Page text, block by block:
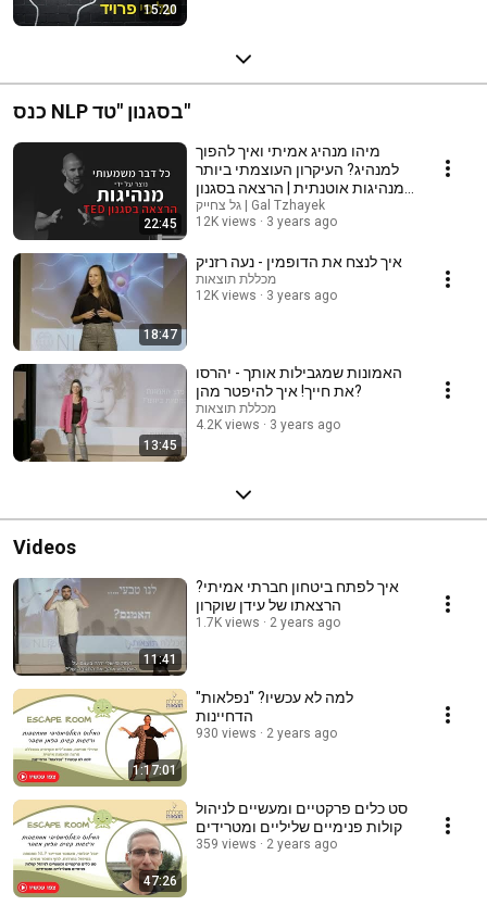
15:20
כנס NLP בסגנון "טד"
22:45
מיהו מנהיג אמיתי ואיך להפוך
למנהיג? העיקרון העוצמתי ביותר
למנהיגות אוטנתית | הרצאה בסגנון
TED
גל צחייק | Gal Tzhayek
12K views
3 years ago
18:47
איך לנצח את הדופמין - נעה רזניק
מכללת תוצאות
12K views
3 years ago
13:45
האמונות שמגבילות אותך - יהרסו
את חייך! איך להיפטר מהן?
מכללת תוצאות
4.2K views
3 years ago
Videos
11:41
איך לפתח ביטחון חברתי אמיתי?
הרצאתו של עידן שוקרון
1.7K views 2 years ago
1:17:01
למה לא עכשיו? "נפלאות"
הדחיינות
930 views 2 years ago
47:26
סט כלים פרקטיים ומעשיים לניהול
קולות פנימיים שליליים ומטרידים
359 views 2 years ago